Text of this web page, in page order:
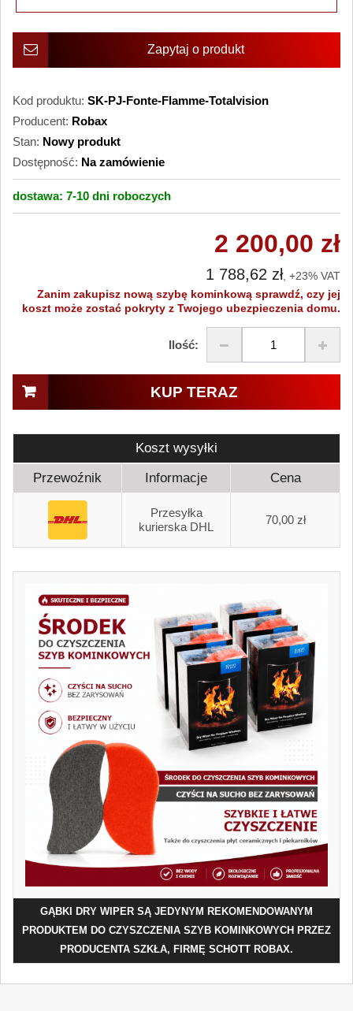
Zapytaj o produkt
Kod produktu: SK-PJ-Fonte-Flamme-Totalvision
Producent: Robax
Stan: Nowy produkt
Dostępność: Na zamówienie
dostawa: 7-10 dni roboczych
2 200,00 zł
1 788,62 zł, +23% VAT
Zanim zakupisz nową szybę kominkową sprawdź, czy jej
koszt może zostać pokryty z Twojego ubezpieczenia domu.
Ilość:
KUP TERAZ
Koszt wysyłki
Przewoźnik
Informacje Cena
Przesyłka
kurierska DHL
70,00 zł
GĄBKI DRY WIPER SĄ JEDYNYM REKOMENDOWANYM
PRODUKTEM DO CZYSZCZENIA SZYB KOMINKOWYCH PRZEZ
PRODUCENTA SZKŁA, FIRMĘ SCHOTT ROBAX.